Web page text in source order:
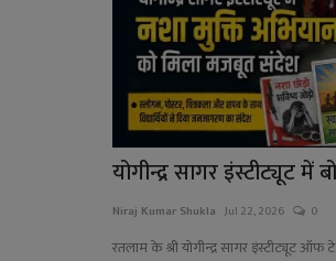
योगीन्द्र सागर इंस्टीट्यूट में
Niraj Kumar Shukla Jul 22, 2026 0
रतलाम के श्री योगीन्द्र सागर इंस्टीट्यूट